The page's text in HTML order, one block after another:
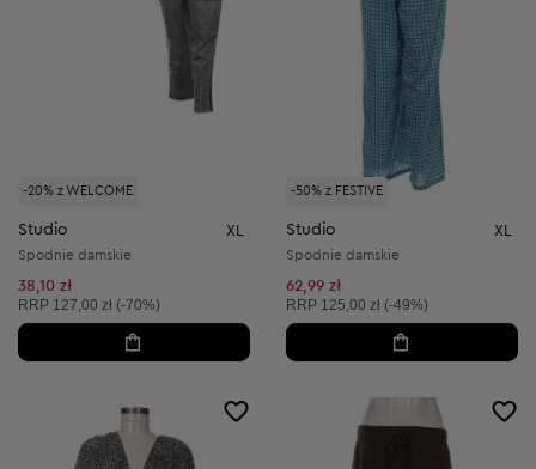
-20% z WELCOME
Studio XL
Spodnie damskie
38,10 zł
Cena sugerowana:
RRP 127,00 zł (-70%)
-50% z FESTIVE
Studio XL
Spodnie damskie
62,99 zł
Cena sugerowana:
RRP 125,00 zł (-49%)